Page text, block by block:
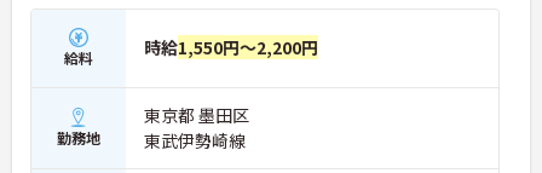
給料 時給1,550円～2,200円
勤務地
東京都 墨田区
東武伊勢崎線